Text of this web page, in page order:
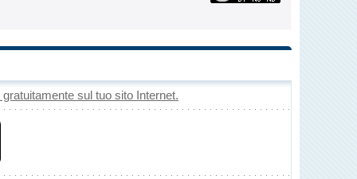
sul tuo sito Internet.